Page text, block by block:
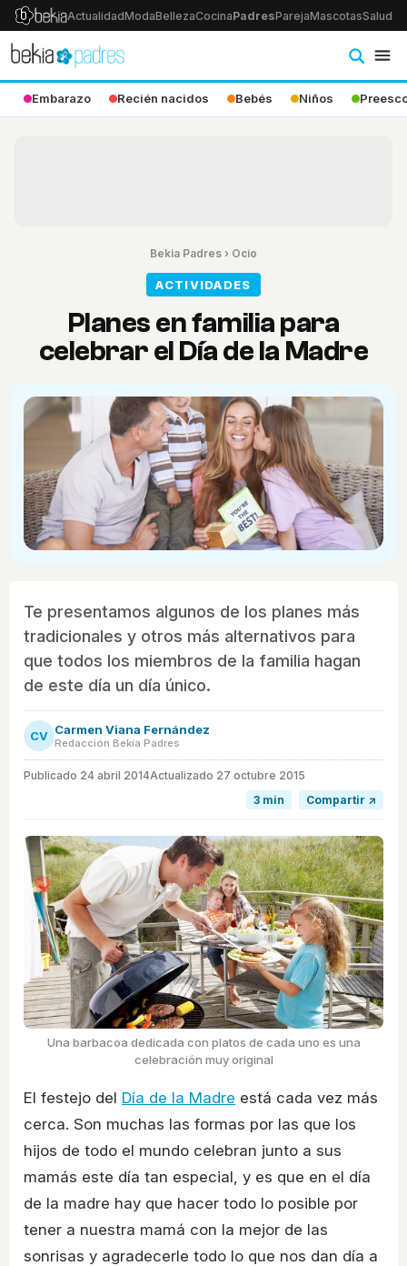
ActualidadModaBellezaCocinaPadresParejaMascotasSalud
Embarazo Recién nacidos Bebés Niños
Bekia Padres › Ocio
ACTIVIDADES
Planes en familia para
celebrar el Día de la Madre
Te presentamos algunos de los planes más
tradicionales y otros más alternativos para
que todos los miembros de la familia hagan
de este día un día único.
CV Carmen Viana Fernández
Redacción Bekia Padres
Publicado 24 abril 2014Actualizado 27 octubre 2015
3 min
Compartir ↗
Una barbacoa dedicada con platos de cada uno es una
celebración muy original
El festejo del Día de la Madre está cada vez más
cerca. Son muchas las formas por las que los
hijos de todo el mundo celebran junto a sus
mamás este día tan especial, y es que en el día
de la madre hay que hacer todo lo posible por
tener a nuestra mamá con la mejor de las
sonrisas y agradecerle todo lo que nos dan día a